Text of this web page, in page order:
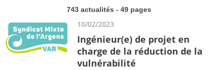
743 actualités - 49 pages
10/02/2023
Ingénieur(e) de projet en
charge de la réduction de la
vulnérabilité